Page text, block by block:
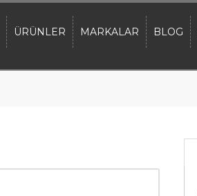
ÜRÜNLER MARKALAR BLOG